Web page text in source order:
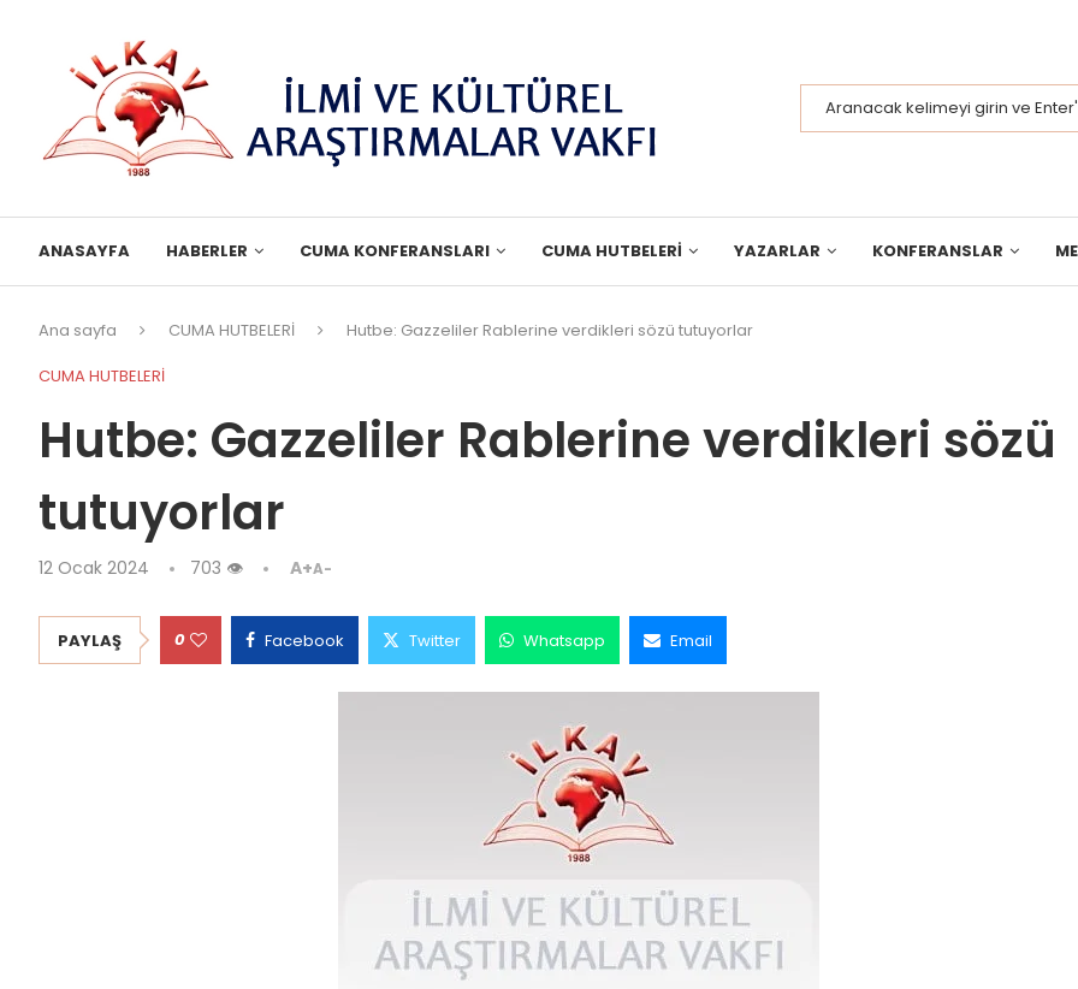
ANASAYFA HABERLER CUMA KONFERANSLARI CUMA HUTBELERI YAZARLAR KONFERANSLAR
Ana sayfa CUMA HUTBELERİ
Hutbe: Gazzeliler Rablerine verdikleri sözü tutuyorlar
CUMA HUTBELERİ
Hutbe: Gazzeliler Rablerine verdikleri sözü
tutuyorlar
12 Ocak 2024 703 👁 A+A-
PAYLAŞ 0 Facebook Twitter Whatsapp Email